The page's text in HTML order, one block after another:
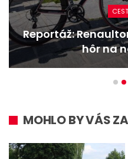
Nový Mercedes-
MOHLO BY VÁS